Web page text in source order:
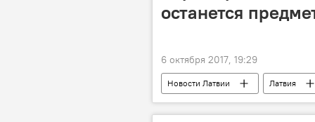
останется
6 октября 2017, 19:29
Новости Латвии Латвия
Министерство образования и науки